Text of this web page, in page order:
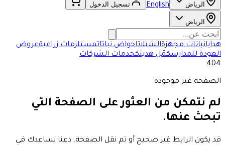
الرياض English تسجيل الدخول
الرياض
هدايانباتات مجهزةالشتلاتاحواض نباتاتمستلزمات زراعيةعروض
العودة للمدارسكمّل هديتكخدمات الشركات
404
الصفحة غير موجودة
لم نتمكن من العثور على الصفحة التي
تبحث عنها.
قد يكون الرابط غير صحيح أو تم نقل الصفحة. دعنا نساعدك في